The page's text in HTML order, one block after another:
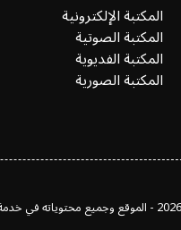
المكتبة الإلكترونية
المكتبة الصوتية
المكتبة الفديوية
المكتبة الصورية